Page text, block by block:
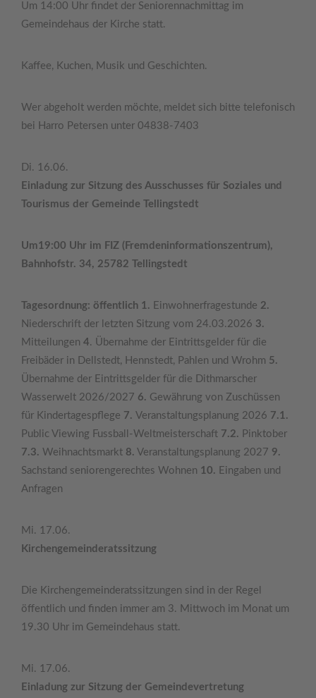
Um 14:00 Uhr findet der Seniorennachmittag im
Gemeindehaus der Kirche statt.
Kaffee, Kuchen, Musik und Geschichten.
Wer abgeholt werden möchte, meldet sich bitte telefonisch
bei Harro Petersen unter 04838-7403
Di. 16.06.
Einladung zur Sitzung des Ausschusses für Soziales und
Tourismus der Gemeinde Tellingstedt
Um19:00 Uhr im FIZ (Fremdeninformationszentrum),
Bahnhofstr. 34, 25782 Tellingstedt
Tagesordnung: öffentlich 1. Einwohnerfragestunde 2.
Niederschrift der letzten Sitzung vom 24.03.2026 3.
Mitteilungen 4. Übernahme der Eintrittsgelder für die
Freibäder in Dellstedt, Hennstedt, Pahlen und Wrohm 5.
Übernahme der Eintrittsgelder für die Dithmarscher
Wasserwelt 2026/2027 6. Gewährung von Zuschüssen
für Kindertagespflege 7. Veranstaltungsplanung 2026 7.1.
Public Viewing Fussball-Weltmeisterschaft 7.2. Pinktober
7.3. Weihnachtsmarkt 8. Veranstaltungsplanung 2027 9.
Sachstand seniorengerechtes Wohnen 10. Eingaben und
Anfragen
Mi. 17.06.
Kirchengemeinderatssitzung
Die Kirchengemeinderatssitzungen sind in der Regel
öffentlich und finden immer am 3. Mittwoch im Monat um
19.30 Uhr im Gemeindehaus statt.
Mi. 17.06.
Einladung zur Sitzung der Gemeindevertretung